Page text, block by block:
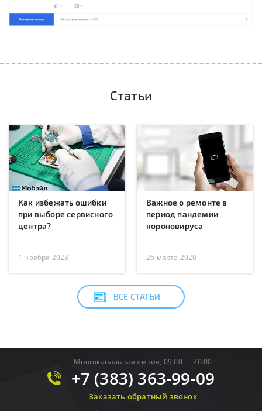
Статьи
Как избежать ошибки
при выборе сервисного
центра?
1 ноября 2023
Важное о ремонте в
период пандемии
короновируса
26 марта 2020
ВСЕ СТАТЬИ
Многоканальная линия, 09:00 — 20:00
+7 (383) 363-99-09
Заказать обратный звонок